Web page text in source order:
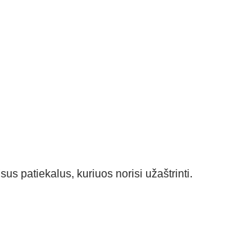
patiekalus, kuriuos norisi užaštrinti.